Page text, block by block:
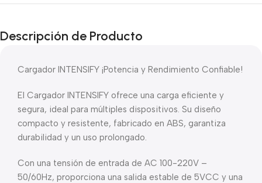
Descripción de Producto
Cargador INTENSIFY ¡Potencia y Rendimiento Confiable!
El Cargador INTENSIFY ofrece una carga eficiente y
segura, ideal para múltiples dispositivos. Su diseño
compacto y resistente, fabricado en ABS, garantiza
durabilidad y un uso prolongado.
Con una tensión de entrada de AC 100-220V –
50/60Hz, proporciona una salida estable de 5VCC y una